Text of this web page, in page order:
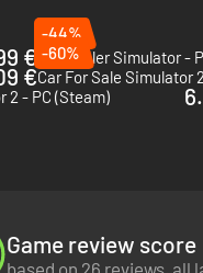
Als je toe bent aan een
€
-44%
Car Dealer Simulator -
€
-60%
Car For Sale Simulator
2 - PC (Steam)
Game review score
based on 26 reviews, all